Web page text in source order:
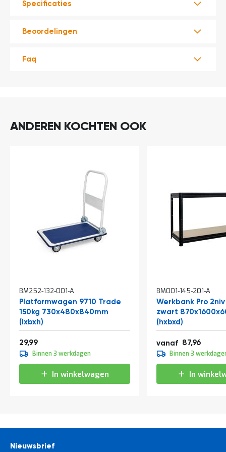
tSpecificaties
Beoordelingen
Faq
ANDEREN KOCHTEN OOK
BM252-132-001-A
Platformwagen 9710 Trade
150kg 730x480x840mm
(lxbxh)
29,99
winkelwagen
Binnen 3 werkdagen
In winkelwagen
BM001-145-201-A
Werkbank Pro
zwart
(hxbxd)
vanaf 87,96
106,43
109,95
133,04
winkelwagen
Binnen 3
In
Nieuwsbrief